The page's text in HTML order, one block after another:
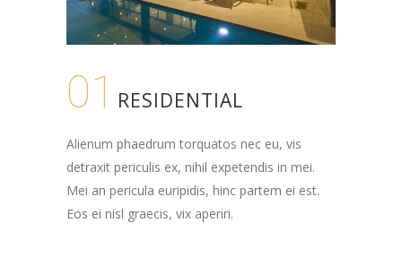
01 RESIDENTIAL
Alienum phaedrum torquatos nec eu, vis
detraxit periculis ex, nihil expetendis in mei.
Mei an pericula euripidis, hinc partem ei est.
Eos ei nisl graecis, vix aperiri.